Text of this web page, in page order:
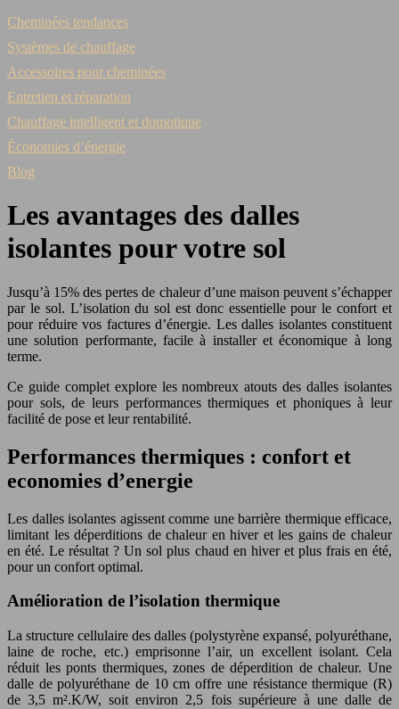
Cheminées tendances
Systèmes de chauffage
Accessoires pour cheminées
Entretien et réparation
Chauffage intelligent et domotique
Économies d’énergie
Blog
Les avantages des dalles
isolantes pour votre sol
Jusqu’à 15% des pertes de chaleur d’une maison peuvent s’échapper
par le sol. L’isolation du sol est donc essentielle pour le confort et
pour réduire vos factures d’énergie. Les dalles isolantes constituent
une solution performante, facile à installer et économique à long
terme.
Ce guide complet explore les nombreux atouts des dalles isolantes
pour sols, de leurs performances thermiques et phoniques à leur
facilité de pose et leur rentabilité.
Performances thermiques : confort et
economies d’energie
Les dalles isolantes agissent comme une barrière thermique efficace,
limitant les déperditions de chaleur en hiver et les gains de chaleur
en été. Le résultat ? Un sol plus chaud en hiver et plus frais en été,
pour un confort optimal.
Amélioration de l’isolation thermique
La structure cellulaire des dalles (polystyrène expansé, polyuréthane,
laine de roche, etc.) emprisonne l’air, un excellent isolant. Cela
réduit les ponts thermiques, zones de déperdition de chaleur. Une
dalle de polyuréthane de 10 cm offre une résistance thermique (R)
de 3,5 m².K/W, soit environ 2,5 fois supérieure à une dalle de